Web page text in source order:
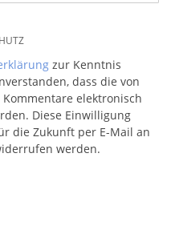
zur Kenntnis
dass die von
elektronisch
Diese Einwilligung
die Zukunft per E-Mail an
werden.